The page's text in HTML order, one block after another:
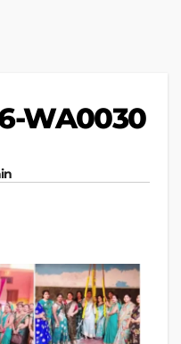
WA0030